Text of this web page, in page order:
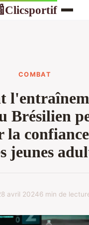
Clicsportif
COMBAT
Brésilien
la
jeunes
avril 20246 min de